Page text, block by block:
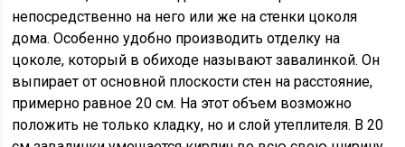
непосредственно на него или же на стенки цоколя
дома. Особенно удобно производить отделку на
цоколе, который в обиходе называют завалинкой. Он
выпирает от основной плоскости стен на расстояние,
примерно равное 20 см. На этот объем возможно
положить не только кладку, но и слой утеплителя. В 20